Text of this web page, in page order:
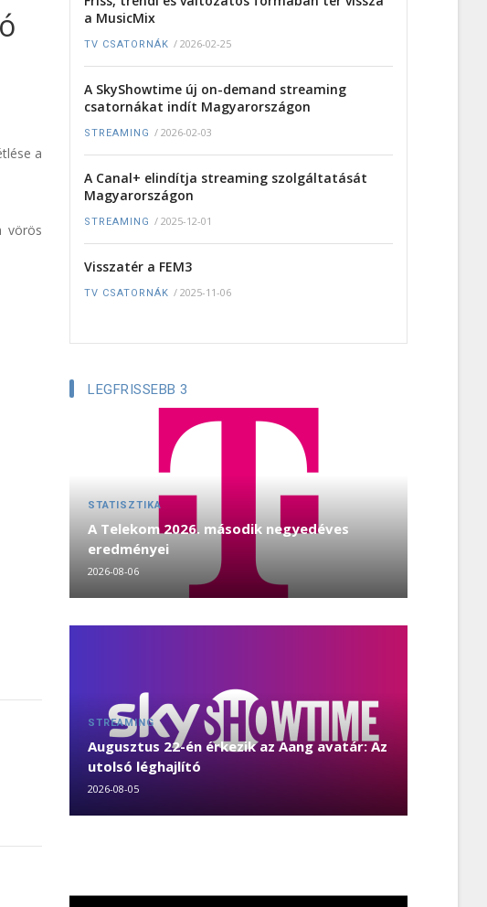
a
vörös
a MusicMix
TV CSATORNÁK / 2026-02-25
A SkyShowtime új on-demand streaming
csatornákat indít Magyarországon
STREAMING / 2026-02-03
A Canal+ elindítja streaming szolgáltatását
Magyarországon
STREAMING / 2025-12-01
Visszatér a FEM3
TV CSATORNÁK / 2025-11-06
LEGFRISSEBB 3
STATISZTIKA
A Telekom 2026. második negyedéves
eredményei
2026-08-06
STREAMING
Augusztus 22-én érkezik az Aang avatár: Az
utolsó léghajlító
2026-08-05